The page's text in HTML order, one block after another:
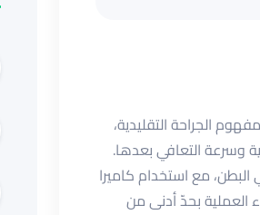
الجراحة التقليدية،
وسرعة التعافي بعدها.
مع استخدام كاميرا
العملية بحدّ أدنى من